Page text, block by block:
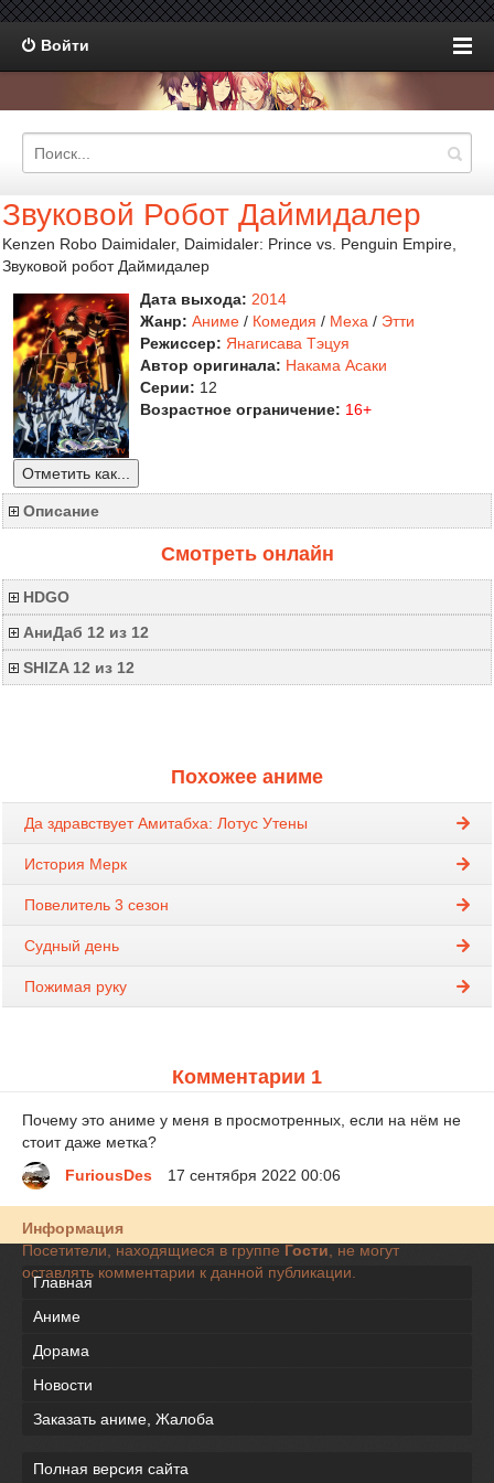
Войти
Звуковой Робот Даймидалер
Kenzen Robo Daimidaler, Daimidaler: Prince vs. Penguin Empire,
Звуковой робот Даймидалер
Дата выхода: 2014
Жанр: Аниме / Комедия / Меха / Этти
Режиссер: Янагисава Тэцуя
Автор оригинала: Накама Асаки
Серии: 12
Возрастное ограничение: 16+
Отметить как...
Описание
Смотреть онлайн
HDGO
АниДаб 12 из 12
SHIZA 12 из 12
Похожее аниме
Да здравствует Амитабха: Лотус Утены
История Мерк
Повелитель 3 сезон
Судный день
Пожимая руку
Комментарии 1
Почему это аниме у меня в просмотренных, если на нём не
стоит даже метка?
FuriousDes
17 сентября 2022 00:06
Информация
Посетители, находящиеся в группе Гости , не могут
оставлять комментарии к данной публикации.
Главная
Аниме
Дорама
Новости
Заказать аниме, Жалоба
Полная версия сайта